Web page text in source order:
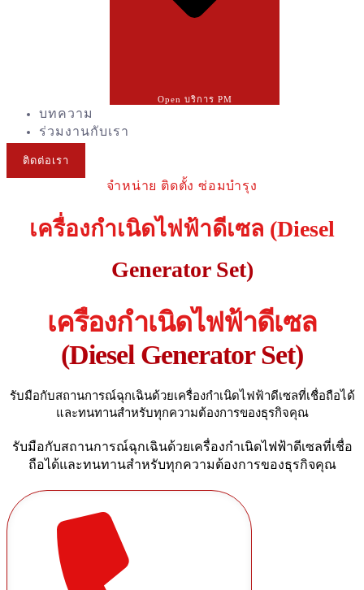
Open บริการ PM
บทความ
ร่วมงานกับเรา
ติดต่อเรา
จำหน่าย ติดตั้ง ซ่อมบำรุง
เครื่องกำเนิดไฟฟ้าดีเซล (Diesel
Generator Set)
เครื่องกำเนิดไฟฟ้าดีเซล
(Diesel Generator Set)
รับมือกับสถานการณ์ฉุกเฉินด้วยเครื่องกำเนิดไฟฟ้าดีเซลที่เชื่อถือได้
และทนทานสำหรับทุกความต้องการของธุรกิจคุณ
รับมือกับสถานการณ์ฉุกเฉินด้วยเครื่องกำเนิดไฟฟ้าดีเซลที่เชื่อ
ถือได้และทนทานสำหรับทุกความต้องการของธุรกิจคุณ